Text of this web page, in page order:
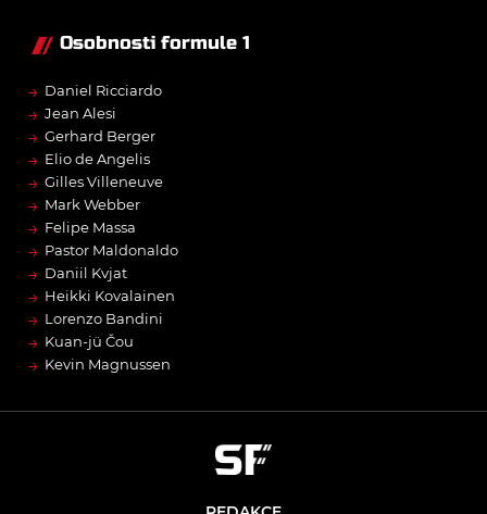
Osobnosti formule 1
→ Daniel Ricciardo
→ Jean Alesi
→ Gerhard Berger
→ Elio de Angelis
→ Gilles Villeneuve
→ Mark Webber
→ Felipe Massa
→ Pastor Maldonaldo
→ Daniil Kvjat
→ Heikki Kovalainen
→ Lorenzo Bandini
→ Kuan-jü Čou
→ Kevin Magnussen